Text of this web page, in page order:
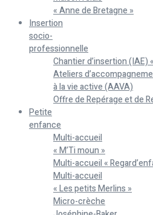
« Anne de Bretagne »
Insertion
socio-
professionnelle
Chantier d’insertion (IAE)
Ateliers
à la vie active (AAVA)
Offre de Repérage et de
Petite
enfance
Multi-accueil
« M’Ti moun »
Multi-accueil «
Multi-accueil
« Les petits Merlins »
Micro-crèche